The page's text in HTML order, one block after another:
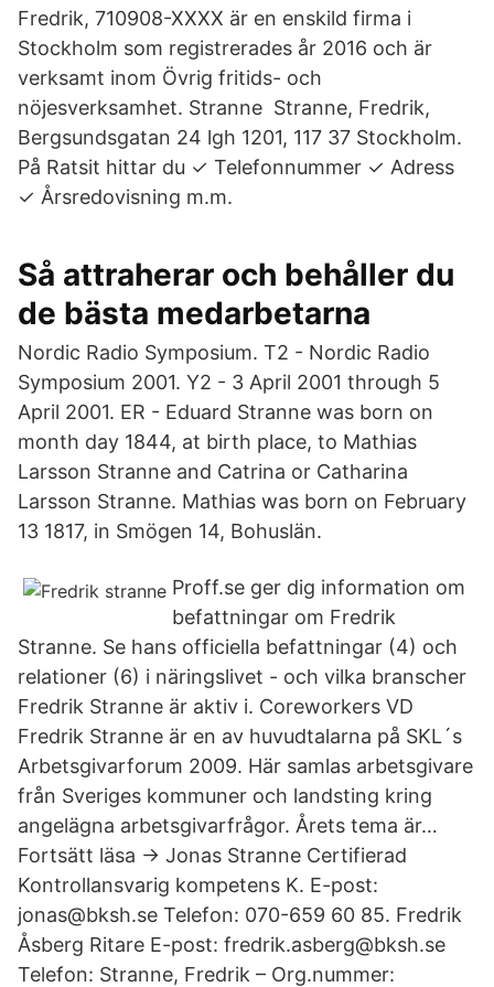
Fredrik, 710908-XXXX är en enskild firma i
Stockholm som registrerades år 2016 och är
verksamt inom Övrig fritids- och
nöjesverksamhet. Stranne Stranne, Fredrik,
Bergsundsgatan 24 lgh 1201, 117 37 Stockholm.
På Ratsit hittar du ✓ Telefonnummer ✓ Adress
✓ Årsredovisning m.m.
Så attraherar och behåller du
de bästa medarbetarna
Nordic Radio Symposium. T2 - Nordic Radio
Symposium 2001. Y2 - 3 April 2001 through 5
April 2001. ER - Eduard Stranne was born on
month day 1844, at birth place, to Mathias
Larsson Stranne and Catrina or Catharina
Larsson Stranne. Mathias was born on February
13 1817, in Smögen 14, Bohuslän.
Proff.se ger dig information om
befattningar om Fredrik
Stranne. Se hans officiella befattningar (4) och
relationer (6) i näringslivet - och vilka branscher
Fredrik Stranne är aktiv i. Coreworkers VD
Fredrik Stranne är en av huvudtalarna på SKL´s
Arbetsgivarforum 2009. Här samlas arbetsgivare
från Sveriges kommuner och landsting kring
angelägna arbetsgivarfrågor. Årets tema är…
Fortsätt läsa → Jonas Stranne Certifierad
Kontrollansvarig kompetens K. E-post:
jonas@bksh.se Telefon: 070-659 60 85. Fredrik
Åsberg Ritare E-post: fredrik.asberg@bksh.se
Telefon: Stranne, Fredrik – Org.nummer: